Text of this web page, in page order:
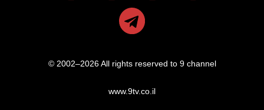
© 2002–2026 All rights reserved to 9 channel
www.9tv.co.il